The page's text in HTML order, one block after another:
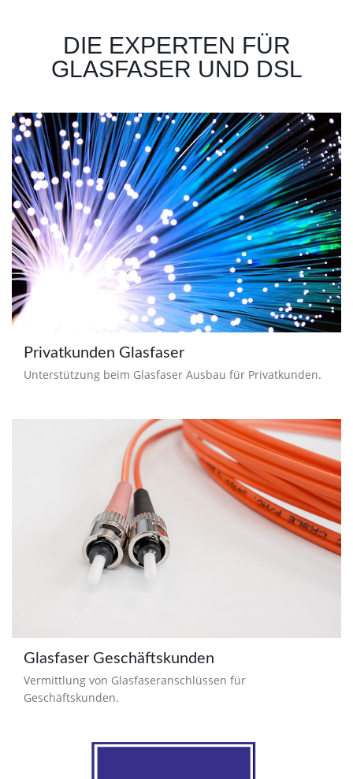
DIE EXPERTEN FÜR
GLASFASER UND DSL
Privatkunden Glasfaser
Unterstützung beim Glasfaser Ausbau für Privatkunden.
Glasfaser Geschäftskunden
Vermittlung von Glasfaseranschlüssen für
Geschäftskunden.